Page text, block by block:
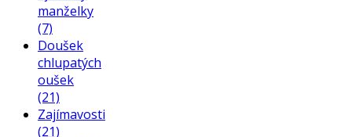
manželky
(7)
Doušek
chlupatých
oušek
(21)
Zajímavosti
(21)